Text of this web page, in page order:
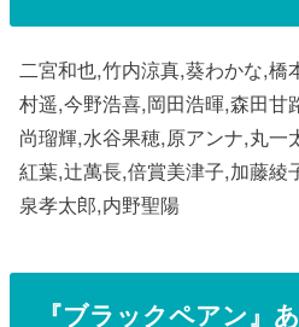
二宮和也,竹内涼真,葵わかな,橋
村遥,今野浩喜,岡田浩暉,森田甘
尚瑠輝,水谷果穂,原アンナ,丸
紅葉,辻萬長,倍賞美津子,加藤綾
泉孝太郎,内野聖陽
『ブラックペアン』